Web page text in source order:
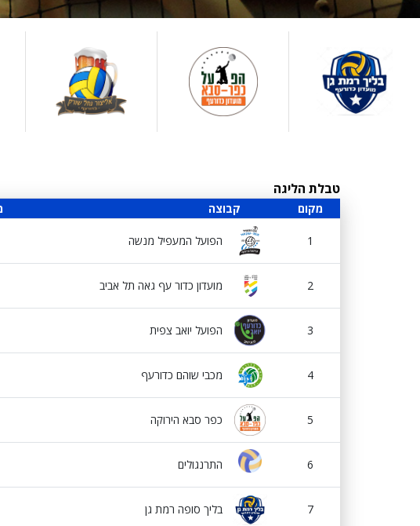
טבלת הליגה
קבוצה מקום
הפועל המעפיל מנשה 1
מועדון כדור עף גאה תל אביב 2
הפועל יואב צפית 3
מכבי שוהם כדורעף 4
כפר סבא הירוקה 5
התרנגולים 6
בליך סופה רמת גן 7